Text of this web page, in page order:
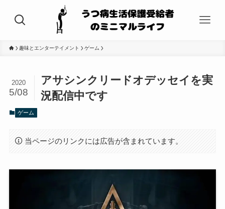
趣味とエンターテイメント ゲーム
アサシンクリードオデッセイを実
況配信中です
2020
5/08
ゲーム
当ページのリンクには広告が含まれています。